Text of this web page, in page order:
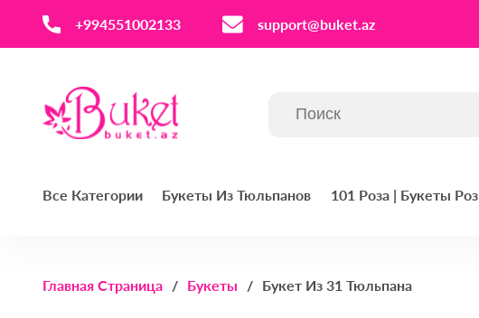
‪+994551002133‬ support@buket.az
Все Категории Букеты Из Тюльпанов 101 Роза | Букеты Роз
Главная Страница Букеты Букет Из 31 Тюльпана